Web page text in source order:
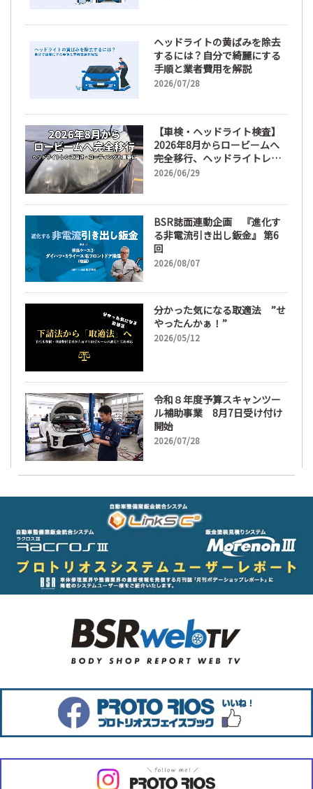
ヘッドライトの黄ばみを除去
するには？自分で綺麗にする
手順と業者費用を解説
2026/07/28
【車検・ヘッドライト検査】
2026年8月からロービームへ
完全移行、ヘッドライトレン
ズ磨き・コーティングも重要
2026/06/29
BSR誌面連動企画 『進化す
る非電流引き出し鈑金』 第6
回
2026/08/07
分かった気になる取適法 ”せ
やったんかぁ！”
2026/05/12
令和８年度予算スキャンツー
ル補助事業 8月7日受け付け
開始
2026/07/28